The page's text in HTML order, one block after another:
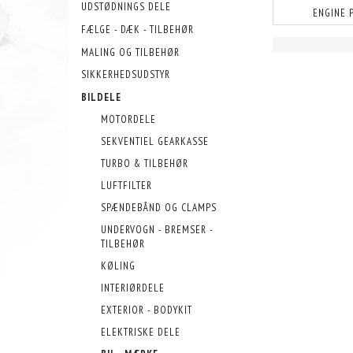
UDSTØDNINGS DELE
FÆLGE - DÆK - TILBEHØR
MALING OG TILBEHØR
SIKKERHEDSUDSTYR
BILDELE
MOTORDELE
SEKVENTIEL GEARKASSE
TURBO & TILBEHØR
LUFTFILTER
SPÆNDEBÅND OG CLAMPS
UNDERVOGN - BREMSER -
TILBEHØR
KØLING
INTERIØRDELE
EXTERIOR - BODYKIT
ELEKTRISKE DELE
ENGINE